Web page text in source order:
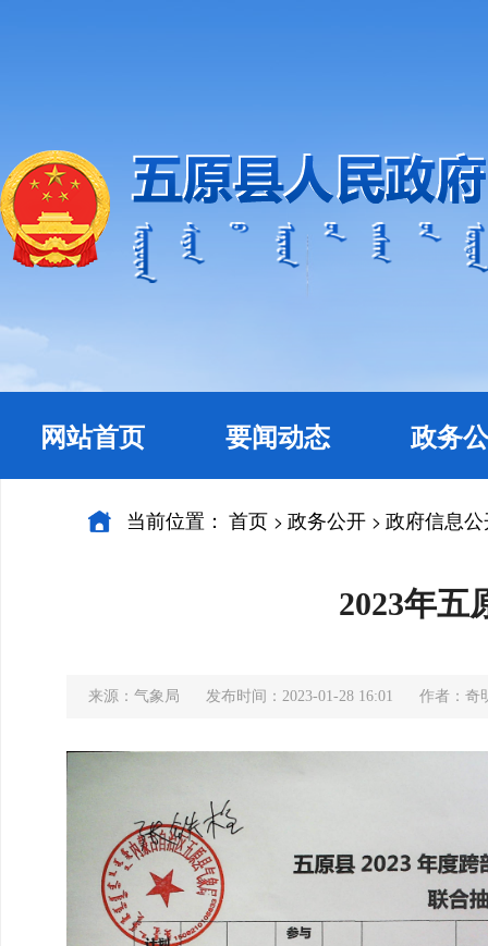
网站首页 要闻动态 政务
当前位置： 首页 > 政务公开 > 政府信息
2023年五
来源：气象局 发布时间：2023-01-28 16:01 作者：奇